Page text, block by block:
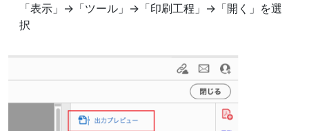
「表示」→「ツール」→「印刷工程」→「開く」を選
択